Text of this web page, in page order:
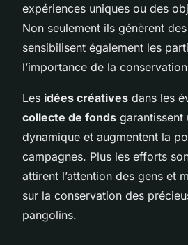
expériences uniques ou des
Non seulement ils génèrent
sensibilisent également les
l’importance de la
Les idées créatives dans les
collecte de fonds garantissent
dynamique et augmentent la
campagnes. Plus les efforts
attirent l’attention des gens et
sur la conservation des
pangolins.